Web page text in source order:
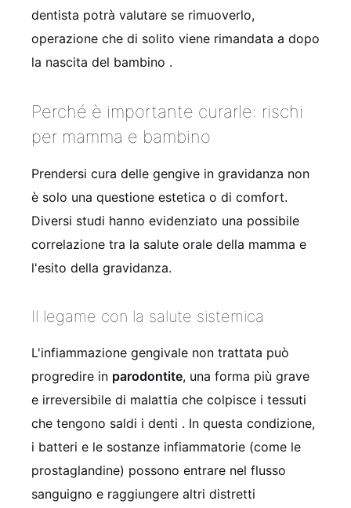
dentista potrà valutare se rimuoverlo,
operazione che di solito viene rimandata a dopo
la nascita del bambino .
Perché è importante curarle: rischi
per mamma e bambino
Prendersi cura delle gengive in gravidanza non
è solo una questione estetica o di comfort.
Diversi studi hanno evidenziato una possibile
correlazione tra la salute orale della mamma e
l'esito della gravidanza.
Il legame con la salute sistemica
L'infiammazione gengivale non trattata può
progredire in parodontite, una forma più grave
e irreversibile di malattia che colpisce i tessuti
che tengono saldi i denti . In questa condizione,
i batteri e le sostanze infiammatorie (come le
prostaglandine) possono entrare nel flusso
sanguigno e raggiungere altri distretti